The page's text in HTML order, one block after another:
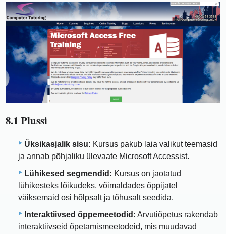
8.1 Plussi
Üksikasjalik sisu: Kursus pakub laia valikut teemasid
ja annab põhjaliku ülevaate Microsoft Accessist.
Lühikesed segmendid: Kursus on jaotatud
lühikesteks lõikudeks, võimaldades õppijatel
väiksemaid osi hõlpsalt ja tõhusalt seedida.
Interaktiivsed õppemeetodid: Arvutiõpetus rakendab
interaktiivseid õpetamismeetodeid, mis muudavad